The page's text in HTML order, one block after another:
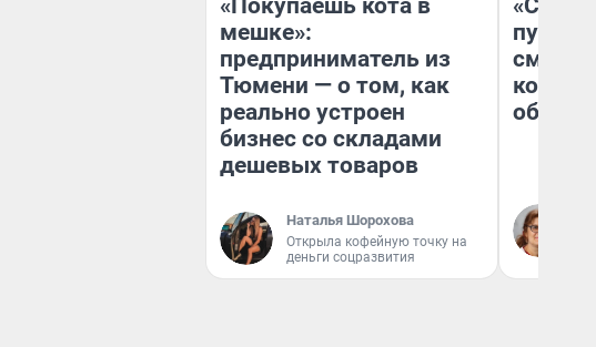
«Покупаешь кота в
мешке»:
предприниматель из
Тюмени — о том, как
реально устроен
бизнес со складами
дешевых товаров
Наталья Шорохова
Открыла кофейную точку на
деньги соцразвития